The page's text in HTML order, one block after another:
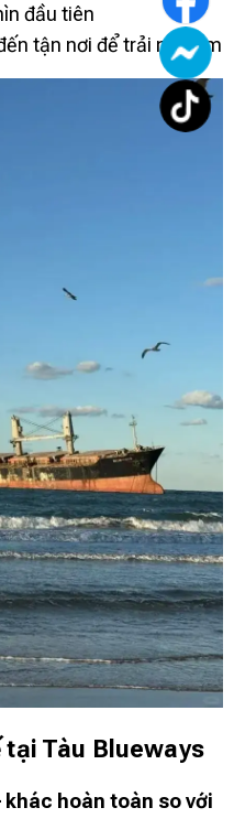
đầu tiên
tận nơi để trải nghiệm
tại Tàu Blueways
khác hoàn toàn so với